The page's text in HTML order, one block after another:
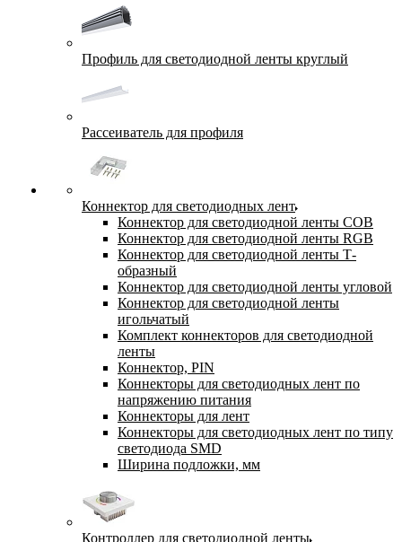
Профиль для светодиодной ленты круглый
Рассеиватель для профиля
Коннектор для светодиодных лент
Коннектор для светодиодной ленты COB
Коннектор для светодиодной ленты RGB
Коннектор для светодиодной ленты Т-
образный
Коннектор для светодиодной ленты угловой
Коннектор для светодиодной ленты
игольчатый
Комплект коннекторов для светодиодной
ленты
Коннектор, PIN
Коннекторы для светодиодных лент по
напряжению питания
Коннекторы для лент
Коннекторы для светодиодных лент по типу
светодиода SMD
Ширина подложки, мм
Контроллер для светодиодной ленты